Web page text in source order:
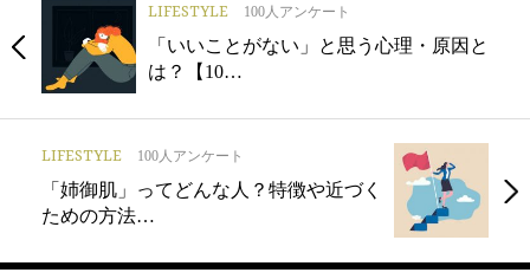
LIFESTYLE 100人アンケート
「いいことがない」と思う心理・原因と
は？【10…
LIFESTYLE 100人アンケート
「姉御肌」ってどんな人？特徴や近づく
ための方法…